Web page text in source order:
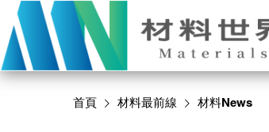
首頁 材料最前線 材料News